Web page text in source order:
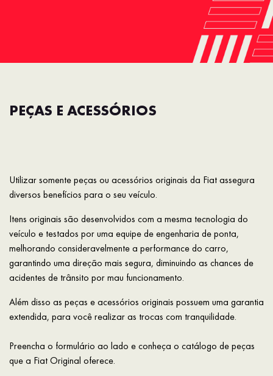
PEÇAS E ACESSÓRIOS
Utilizar somente peças ou acessórios originais da Fiat assegura
diversos benefícios para o seu veículo.
Itens originais são desenvolvidos com a mesma tecnologia do
veículo e testados por uma equipe de engenharia de ponta,
melhorando consideravelmente a performance do carro,
garantindo uma direção mais segura, diminuindo as chances de
acidentes de trânsito por mau funcionamento.
Além disso as peças e acessórios originais possuem uma garantia
extendida, para você realizar as trocas com tranquilidade.
Preencha o formulário ao lado e conheça o catálogo de peças
que a Fiat Original oferece.